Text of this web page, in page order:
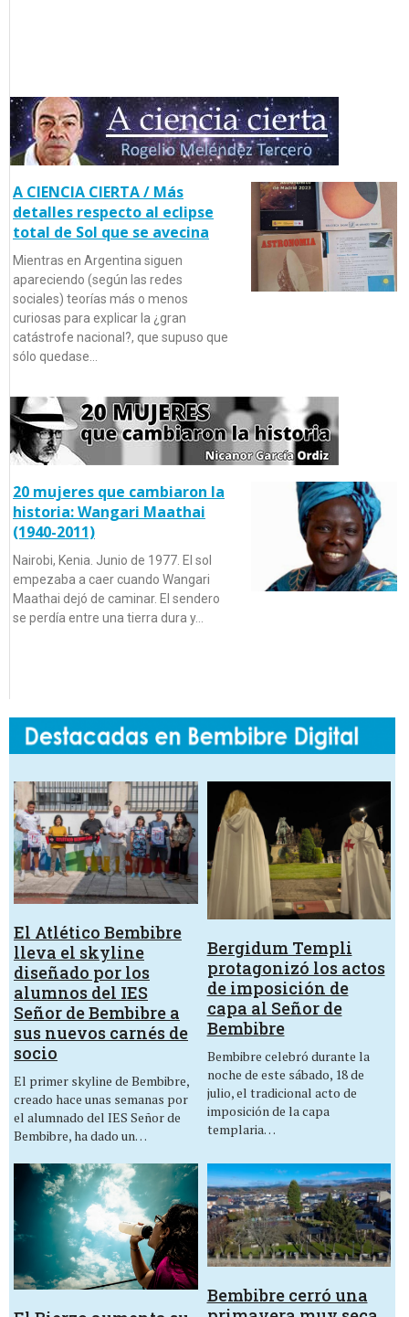
A CIENCIA CIERTA / Más
detalles respecto al eclipse
total de Sol que se avecina
Mientras en Argentina siguen
apareciendo (según las redes
sociales) teorías más o menos
curiosas para explicar la ¿gran
catástrofe nacional?, que supuso que
sólo quedase…
20 mujeres que cambiaron la
historia: Wangari Maathai
(1940-2011)
Nairobi, Kenia. Junio de 1977. El sol
empezaba a caer cuando Wangari
Maathai dejó de caminar. El sendero
se perdía entre una tierra dura y…
El Atlético Bembibre
lleva el skyline
diseñado por los
alumnos del IES
Señor de Bembibre a
sus nuevos carnés de
socio
El primer skyline de Bembibre,
creado hace unas semanas por
el alumnado del IES Señor de
Bembibre, ha dado un…
Bergidum Templi
protagonizó los actos
de imposición de
capa al Señor de
Bembibre
Bembibre celebró durante la
noche de este sábado, 18 de
julio, el tradicional acto de
imposición de la capa
templaria…
Bembibre cerró una